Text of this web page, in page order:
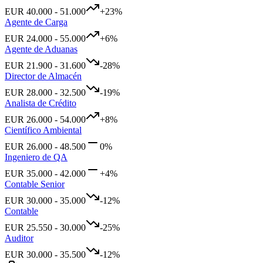
EUR 40.000 - 51.000 +23%
Agente de Carga
EUR 24.000 - 55.000 +6%
Agente de Aduanas
EUR 21.900 - 31.600 -28%
Director de Almacén
EUR 28.000 - 32.500 -19%
Analista de Crédito
EUR 26.000 - 54.000 +8%
Científico Ambiental
EUR 26.000 - 48.500 0%
Ingeniero de QA
EUR 35.000 - 42.000 +4%
Contable Senior
EUR 30.000 - 35.000 -12%
Contable
EUR 25.550 - 30.000 -25%
Auditor
EUR 30.000 - 35.500 -12%